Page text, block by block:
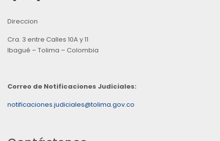
Direccion
Cra. 3 entre Calles 10A y 11
Ibagué – Tolima – Colombia
Correo de Notificaciones Judiciales:
notificaciones.judiciales@tolima.gov.co